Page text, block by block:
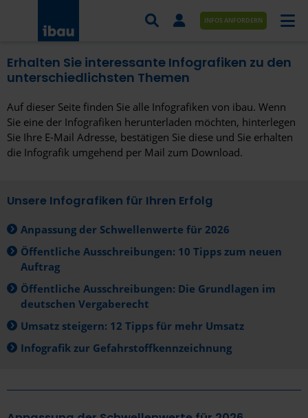
AUFTRÄGE NACH BRANCHE
AUFTRÄGE NACH ORT
SERVICES UND LEISTUNGEN
AKADEMIE
ÜBER UNS
KONTAKT
INFOS ANFORDERN
Erhalten Sie interessante Infografiken zu den
unterschiedlichsten Themen
Auf dieser Seite finden Sie alle Infografiken von ibau. Wenn
Sie eine der Infografiken herunterladen möchten, hinterlegen
Sie Ihre E-Mail Adresse, bestätigen Sie diese und Sie erhalten
die Infografik umgehend per Mail zum Download.
Unsere Infografiken für Ihren Erfolg
Anpassung der Schwellenwerte für 2026
Öffentliche Ausschreibungen: 10 Tipps zum neuen
Auftrag
Öffentliche Ausschreibungen: Die Grundlagen im
deutschen Vergaberecht
Umsatz steigern: 12 Tipps für mehr Umsatz
Infografik zur Gefahrstoffkennzeichnung